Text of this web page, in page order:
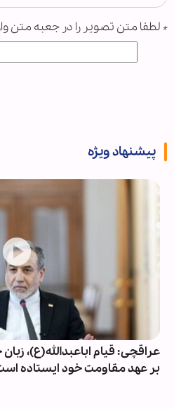
* لطفا متن تصویر را در جعبه متن
پیشنهاد ویژه
عراقچی: قیام اباعبدالله(ع)،
بر عهد مقاومت خود ایستاده